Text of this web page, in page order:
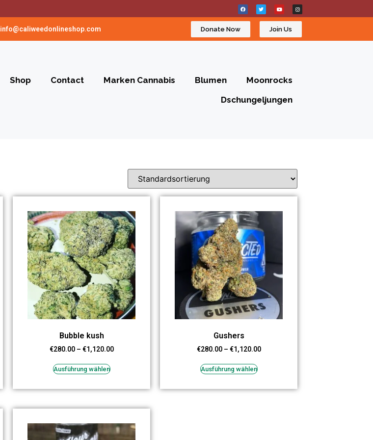
info@caliweedonlineshop.com Donate Now Join Us
Shop Contact Marken Cannabis Blumen
Moonrocks
Dschungeljungen
Bubble kush
€280.00 – €1,120.00
Ausführung wählen
Gushers
€280.00 – €1,120.00
Ausführung wählen